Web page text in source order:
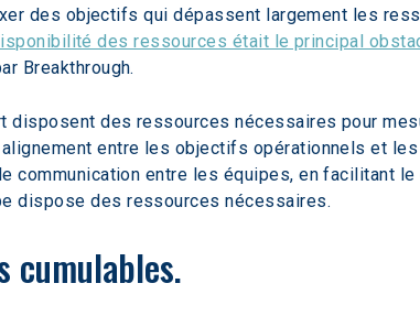
des objectifs qui dépassent largement les
des ressources était le principal
Breakthrough.
disposent des ressources nécessaires pour
entre les objectifs opérationnels et
communication entre les équipes, en facilitant
dispose des ressources nécessaires.
cumulables.